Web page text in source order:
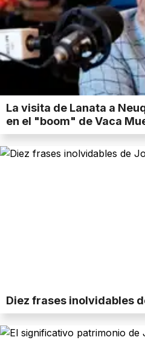
La visita de Lanata a
en el "boom" de Vaca
Diez frases inolvidables